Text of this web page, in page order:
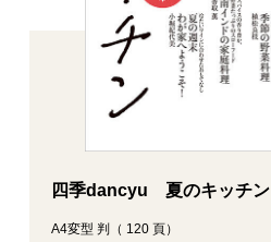
四季dancyu 夏のキッチン
A4変型 判（ 120 頁）